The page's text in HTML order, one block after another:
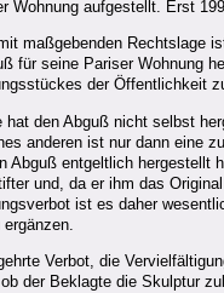
Wohnung aufgestellt. Erst
maßgebenden Rechtslage
für seine Pariser Wohnung
der Öffentlichkeit
hat den Abguß nicht selbst
anderen ist nur dann eine
Abguß entgeltlich hergestellt
und, da er ihm das
ist es daher
Verbot, die
der Beklagte die Skulptur